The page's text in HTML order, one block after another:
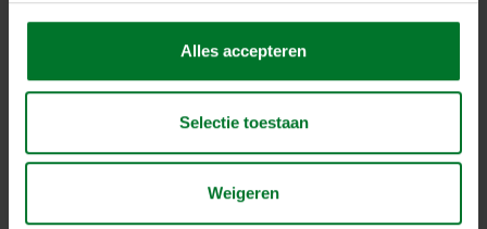
Alles accepteren
Selectie toestaan
Weigeren